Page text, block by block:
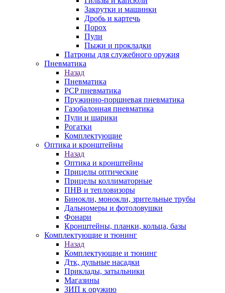
Закрутки и машинки
Дробь и картечь
Порох
Пули
Пыжи и прокладки
Патроны для служебного оружия
Пневматика
Назад
Пневматика
PCP пневматика
Пружинно-поршневая пневматика
Газобалонная пневматика
Пули и шарики
Рогатки
Комплектующие
Оптика и кронштейны
Назад
Оптика и кронштейны
Прицелы оптические
Прицелы коллиматорные
ПНВ и тепловизоры
Бинокли, монокли, зрительные трубы
Дальномеры и фотоловушки
Фонари
Кронштейны, планки, кольца, базы
Комплектующие и тюнинг
Назад
Комплектующие и тюнинг
Дтк, дульные насадки
Приклады, затыльники
Магазины
ЗИП к оружию